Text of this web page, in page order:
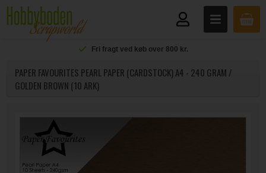
Fri fragt ved køb over 800 kr.
PAPER FAVOURITES PEARL PAPER (CARDSTOCK) A4 - 240 GRAM /
GOLDEN BROWN (10 ARK)